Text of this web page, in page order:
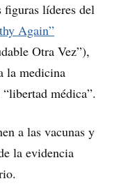
figuras líderes del
Again”
Otra Vez”),
la medicina
médica”.
a las vacunas y
la evidencia